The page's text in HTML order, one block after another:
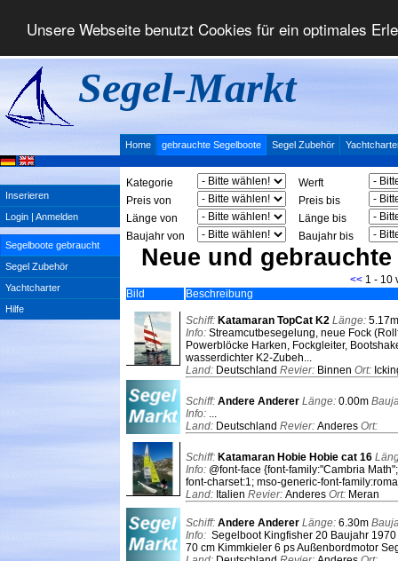
Unsere Webseite benutzt Cookies für ein optimales
Segel-Markt
Home gebrauchte Segelboote Segel Zubehör
Inserieren
Login | Anmelden
Segelboote gebraucht
Segel Zubehör
Yachtcharter
Hilfe
Kategorie
Werft
Preis von
Preis bis
Länge von
Länge bis
Baujahr von
Baujahr bis
Neue und
<< 1 - 10
Bild
Beschreibung
Schiff: Katamaran TopCat K2 Länge:
Info: Streamcutbesegelung, neue Fock
Powerblöcke Harken, Fockgleiter,
wasserdichter K2-Zubeh...
Land: Deutschland Revier: Binnen Ort:
Schiff: Andere Anderer Länge: 0.00m
Info: ...
Land: Deutschland Revier: Anderes Ort:
Schiff: Katamaran Hobie Hobie cat 16
Info: @font-face {font-family:"Cambria
font-charset:1; mso-generic-font-
Land: Italien Revier: Anderes Ort: Meran
Schiff: Andere Anderer Länge: 6.30m
Info: Segelboot Kingfisher 20 Baujahr
70 cm Kimmkieler 6 ps Außenbordmotor